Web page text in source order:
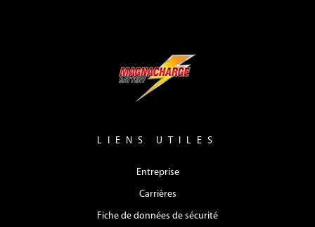
LIENS UTILES
Entreprise
Carrières
Fiche de données de sécurité